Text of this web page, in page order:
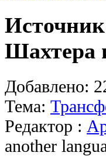
Шахтера
Добавлено:
Тема:
Редактор :
another